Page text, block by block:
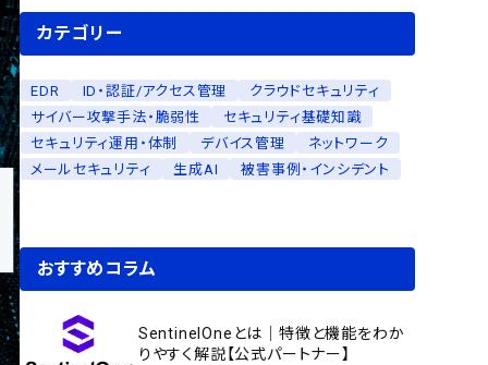
カテゴリー
EDR ID・認証/アクセス管理
クラウドセキュリティ
サイバー攻撃手法・脆弱性
セキュリティ基礎知識
セキュリティ運用・体制
デバイス管理
ネットワーク
メールセキュリティ
生成AI 被害事例・インシデント
おすすめコラム
SentinelOneとは｜特徴と機能をわか
りやすく解説【公式パートナー】